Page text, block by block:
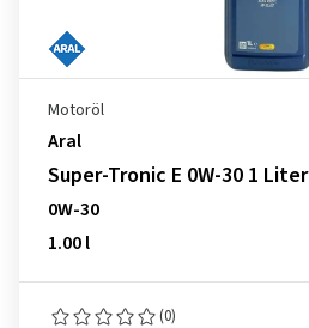
Motoröl
Aral
Super-Tronic E 0W-30 1 Liter
0W-30
1.00 l
(0)